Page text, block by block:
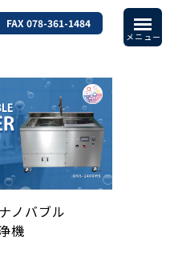
FAX 078-361-1484
ノバブル
機